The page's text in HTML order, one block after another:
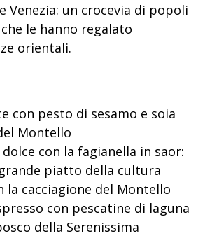
Venezia: un crocevia di popoli
le hanno regalato
orientali.
con pesto di sesamo e soia
Montello
con la fagianella in saor:
piatto della cultura
la cacciagione del Montello
con pescatine di laguna
della Serenissima